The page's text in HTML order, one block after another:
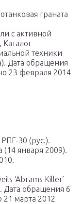
граната
с активной
техники
Дата обращения
23 февраля 2014
30 (рус.).
января 2009).
‘Abrams Killer’
Дата обращения 6
марта 2012